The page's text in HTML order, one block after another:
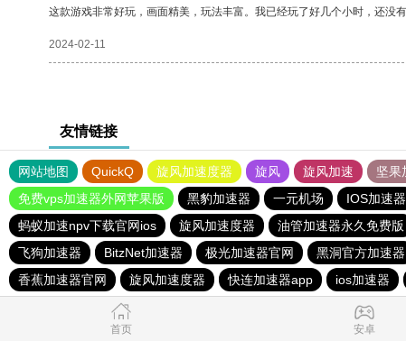
这款游戏非常好玩，画面精美，玩法丰富。我已经玩了好几个小时，还没有
2024-02-11
友情链接
网站地图 QuickQ 旋风加速度器 旋风 旋风加速 坚果
免费vps加速器外网苹果版
黑豹加速器 一元机场 IOS加速器
蚂蚁加速npv下载官网ios
旋风加速度器 油管加速器永久免费版
飞狗加速器
BitzNet加速器 极光加速器官网 黑洞官方加速器
香蕉加速器官网
旋风加速度器 快连加速器app ios加速器
首页 安卓